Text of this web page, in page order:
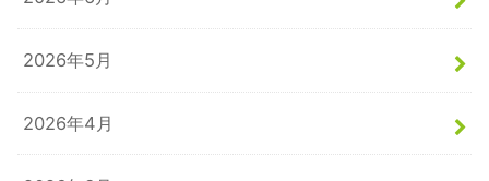
2026年5月
2026年4月